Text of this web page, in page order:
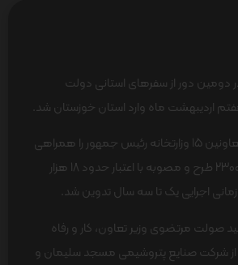
دومین دور از سفرهای استانی دولت
اردیبهشت ماه وارد استان خوزستان شد.
در این سفر که وزرا و معاونین 15 وزارتخانه رئیس جمهور را همراهی
می‌کردند، در مجموع 2300 طرح و مصوبه با اعتبار حدود 18 هزار
زمانی اجرایی یک تا سه سال تدوین شد.
صولت مرتضوی وزیر تعاون، کار و رفاه
از شرکت صنایع پتروشیمی مسجد سلیمان و